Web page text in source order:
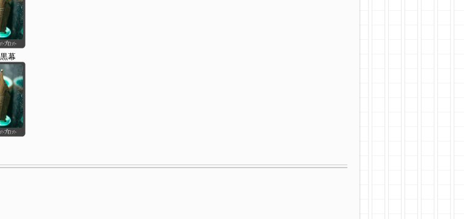
幕